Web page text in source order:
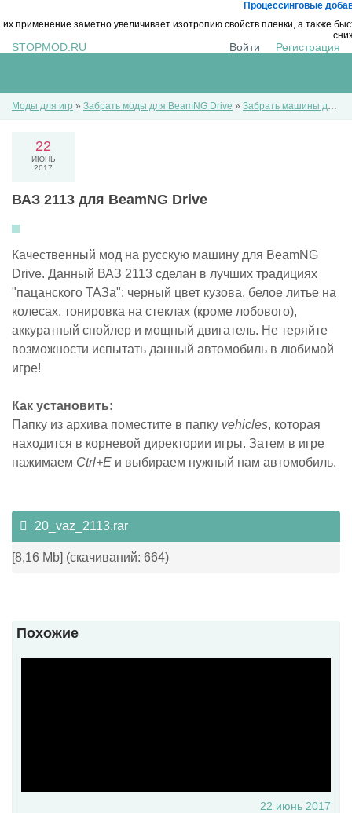
Процессинговые
их применение заметно увеличивает изотропию свойств пленки, а также
STOPMOD.RU Войти Регистрация
Моды для игр » Забрать моды для BeamNG Drive » Забрать машины для BeamNG Drive
22
ИЮНЬ
2017
ВАЗ 2113 для BeamNG Drive
Качественный мод на русскую машину для BeamNG
Drive. Данный ВАЗ 2113 сделан в лучших традициях
"пацанского ТАЗа": черный цвет кузова, белое литье на
колесах, тонировка на стеклах (кроме лобового),
аккуратный спойлер и мощный двигатель. Не теряйте
возможности испытать данный автомобиль в любимой
игре!
Как установить:
Папку из архива поместите в папку vehicles, которая
находится в корневой директории игры. Затем в игре
нажимаем Ctrl+E и выбираем нужный нам автомобиль.
20_vaz_2113.rar
[8,16 Mb] (cкачиваний: 664)
Похожие
22 июнь 2017